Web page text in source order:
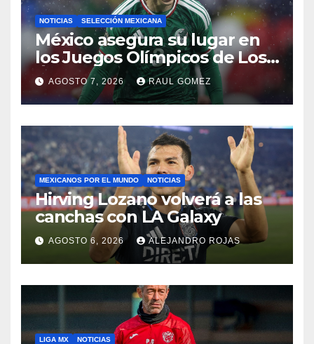
NOTICIAS SELECCIÓN MEXICANA
México asegura su lugar en
los Juegos Olímpicos de Los
Ángeles 2028
AGOSTO 7, 2026 RAUL GOMEZ
MEXICANOS POR EL MUNDO NOTICIAS
Hirving Lozano volverá a las
canchas con LA Galaxy
AGOSTO 6, 2026 ALEJANDRO ROJAS
LIGA MX NOTICIAS